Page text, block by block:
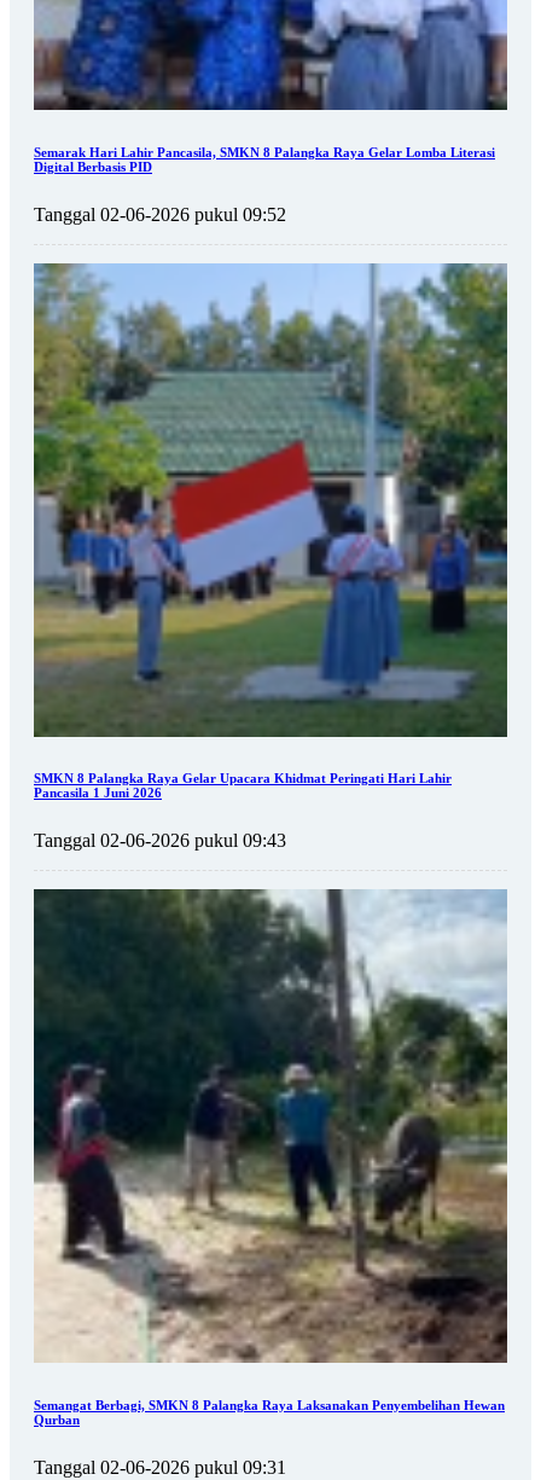
Semarak Hari Lahir Pancasila, SMKN 8 Palangka Raya Gelar Lomba Literasi
Digital Berbasis PID
Tanggal 02-06-2026 pukul 09:52
SMKN 8 Palangka Raya Gelar Upacara Khidmat Peringati Hari Lahir
Pancasila 1 Juni 2026
Tanggal 02-06-2026 pukul 09:43
Semangat Berbagi, SMKN 8 Palangka Raya Laksanakan Penyembelihan Hewan
Qurban
Tanggal 02-06-2026 pukul 09:31